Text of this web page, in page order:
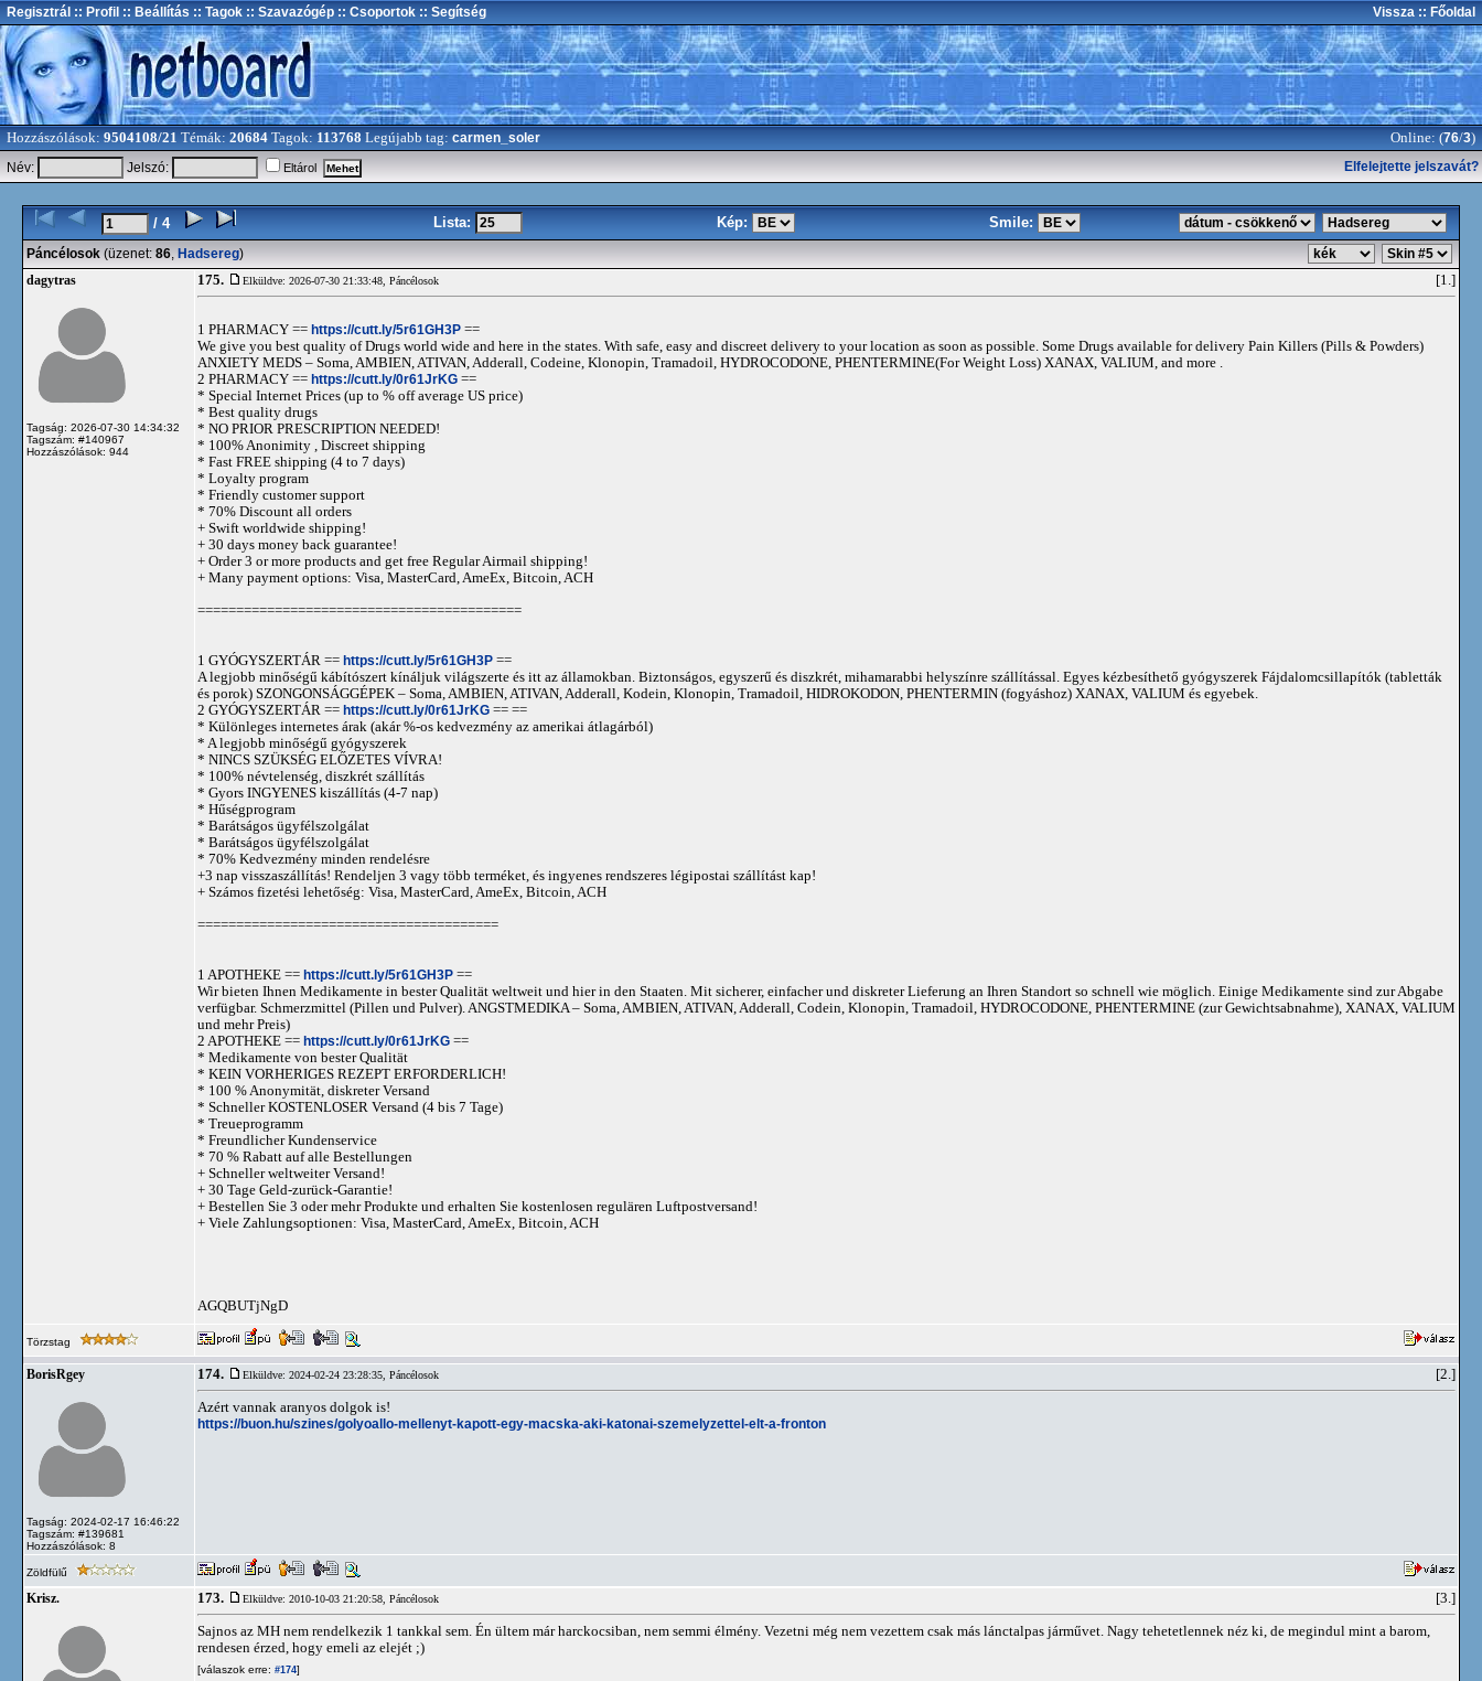
Regisztrál :: Profil :: Beállítás :: Tagok :: Szavazógép :: Csoportok :: Segítség Vissza :: Főoldal
Hozzászólások: 9504108/21 Témák: 20684 Tagok: 113768 Legújabb tag: carmen_soler Online: (76/3)
Név: Jelszó: Eltárol Elfelejtette jelszavát?
/ 4 Lista: Kép: Smile:
Páncélosok (üzenet: 86, Hadsereg)
dagytras
Tagság: 2026-07-30 14:34:32
Tagszám: #140967
Hozzászólások: 944
175. Elküldve: 2026-07-30 21:33:48, Páncélosok [1.]
1 PHARMACY == https://cutt.ly/5r61GH3P ==
We give you best quality of Drugs world wide and here in the states. With safe, easy and discreet delivery to your location as soon as possible. Some Drugs available for delivery Pain Killers (Pills & Powders)
ANXIETY MEDS – Soma, AMBIEN, ATIVAN, Adderall, Codeine, Klonopin, Tramadoil, HYDROCODONE, PHENTERMINE(For Weight Loss) XANAX, VALIUM, and more .
2 PHARMACY == https://cutt.ly/0r61JrKG ==
* Special Internet Prices (up to % off average US price)
* Best quality drugs
* NO PRIOR PRESCRIPTION NEEDED!
* 100% Anonimity , Discreet shipping
* Fast FREE shipping (4 to 7 days)
* Loyalty program
* Friendly customer support
* 70% Discount all orders
+ Swift worldwide shipping!
+ 30 days money back guarantee!
+ Order 3 or more products and get free Regular Airmail shipping!
+ Many payment options: Visa, MasterCard, AmeEx, Bitcoin, ACH
==========================================
1 GYÓGYSZERTÁR == https://cutt.ly/5r61GH3P ==
A legjobb minőségű kábítószert kínáljuk világszerte és itt az államokban. Biztonságos, egyszerű és diszkrét, mihamarabbi helyszínre szállítással. Egyes kézbesíthető gyógyszerek Fájdalomcsillapítók (tabletták
és porok) SZONGONSÁGGÉPEK – Soma, AMBIEN, ATIVAN, Adderall, Kodein, Klonopin, Tramadoil, HIDROKODON, PHENTERMIN (fogyáshoz) XANAX, VALIUM és egyebek.
2 GYÓGYSZERTÁR == https://cutt.ly/0r61JrKG == ==
* Különleges internetes árak (akár %-os kedvezmény az amerikai átlagárból)
* A legjobb minőségű gyógyszerek
* NINCS SZÜKSÉG ELŐZETES VÍVRA!
* 100% névtelenség, diszkrét szállítás
* Gyors INGYENES kiszállítás (4-7 nap)
* Hűségprogram
* Barátságos ügyfélszolgálat
* Barátságos ügyfélszolgálat
* 70% Kedvezmény minden rendelésre
+3 nap visszaszállítás! Rendeljen 3 vagy több terméket, és ingyenes rendszeres légipostai szállítást kap!
+ Számos fizetési lehetőség: Visa, MasterCard, AmeEx, Bitcoin, ACH
=======================================
1 APOTHEKE == https://cutt.ly/5r61GH3P ==
Wir bieten Ihnen Medikamente in bester Qualität weltweit und hier in den Staaten. Mit sicherer, einfacher und diskreter Lieferung an Ihren Standort so schnell wie möglich. Einige Medikamente sind zur Abgabe
verfügbar. Schmerzmittel (Pillen und Pulver). ANGSTMEDIKA – Soma, AMBIEN, ATIVAN, Adderall, Codein, Klonopin, Tramadoil, HYDROCODONE, PHENTERMINE (zur Gewichtsabnahme), XANAX, VALIUM
und mehr Preis)
2 APOTHEKE == https://cutt.ly/0r61JrKG ==
* Medikamente von bester Qualität
* KEIN VORHERIGES REZEPT ERFORDERLICH!
* 100 % Anonymität, diskreter Versand
* Schneller KOSTENLOSER Versand (4 bis 7 Tage)
* Treueprogramm
* Freundlicher Kundenservice
* 70 % Rabatt auf alle Bestellungen
+ Schneller weltweiter Versand!
+ 30 Tage Geld-zurück-Garantie!
+ Bestellen Sie 3 oder mehr Produkte und erhalten Sie kostenlosen regulären Luftpostversand!
+ Viele Zahlungsoptionen: Visa, MasterCard, AmeEx, Bitcoin, ACH
AGQBUTjNgD
Törzstag
BorisRgey
Tagság: 2024-02-17 16:46:22
Tagszám: #139681
Hozzászólások: 8
174. Elküldve: 2024-02-24 23:28:35, Páncélosok [2.]
Azért vannak aranyos dolgok is!
https://buon.hu/szines/golyoallo-mellenyt-kapott-egy-macska-aki-katonai-szemelyzettel-elt-a-fronton
Zöldfülű
Krisz. 173. Elküldve: 2010-10-03 21:20:58, Páncélosok [3.]
Sajnos az MH nem rendelkezik 1 tankkal sem. Én ültem már harckocsiban, nem semmi élmény. Vezetni még nem vezettem csak más lánctalpas járművet. Nagy tehetetlennek néz ki, de megindul mint a barom,
rendesen érzed, hogy emeli az elejét ;)
[válaszok erre: #174]